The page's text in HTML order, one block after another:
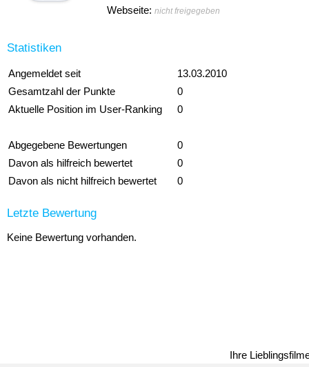
Webseite: nicht freigegeben
Statistiken
Angemeldet seit
13.03.2010
Gesamtzahl der Punkte
0
Aktuelle Position im User-Ranking
0
Abgegebene Bewertungen
0
Davon als hilfreich bewertet
0
Davon als nicht hilfreich bewertet
0
Letzte Bewertung
Keine Bewertung vorhanden.
Ihre